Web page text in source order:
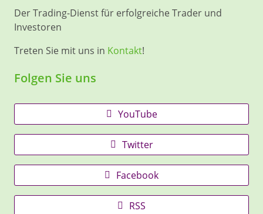
Der Trading-Dienst für erfolgreiche Trader und
Investoren
Treten Sie mit uns in Kontakt!
Folgen Sie uns
YouTube
Twitter
Facebook
RSS